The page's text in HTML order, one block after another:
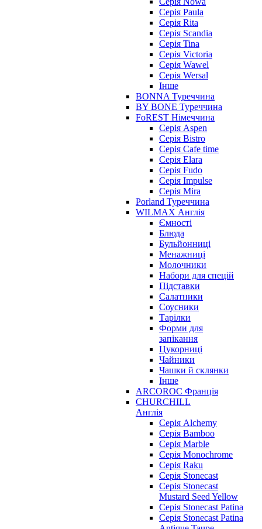
Серія Paula
Серія Rita
Серія Scandia
Серія Tina
Серія Victoria
Серія Wawel
Серія Wersal
Інше
BONNA Туреччина
BY BONE Туреччина
FoREST Німеччина
Серія Aspen
Серія Bistro
Серія Cafe time
Серія Elara
Серія Fudo
Серія Impulse
Серія Mira
Porland Туреччина
WILMAX Англія
Ємності
Блюда
Бульйонниці
Менажниці
Молочники
Набори для спецій
Підставки
Салатники
Соусники
Тарілки
Форми для
запікання
Цукорниці
Чайники
Чашки й склянки
Інше
ARCOROC Франція
CHURCHILL
Англія
Серія Alchemy
Серія Bamboo
Серія Marble
Серія Monochrome
Серія Raku
Серія Stonecast
Серія Stonecast
Mustard Seed Yellow
Серія Stonecast Patina
Серія Stonecast Patina